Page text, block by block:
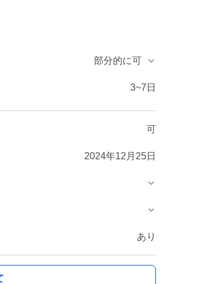
部分的に可
3~7日
可
2024年12月25日
あり